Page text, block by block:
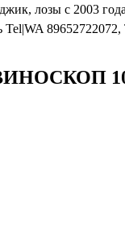
лозы с 2003
ВИНОСКОП